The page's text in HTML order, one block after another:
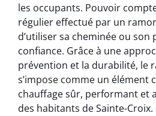
les occupants. Pouvoir
régulier effectué par un
d’utiliser sa cheminée ou son
confiance. Grâce à une
prévention et la durabilité, le
s’impose comme un élément
chauffage sûr, performant et
des habitants de Sainte-Croix.